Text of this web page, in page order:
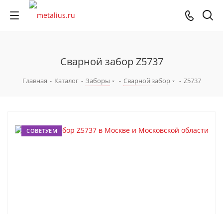
Сварной забор Z5737
Главная - Каталог - Заборы - Сварной забор - Z5737
СОВЕТУЕМ